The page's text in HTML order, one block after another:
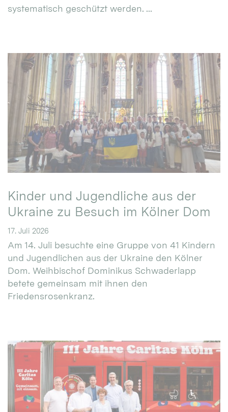
systematisch geschützt werden. ...
Kinder und Jugendliche aus der
Ukraine zu Besuch im Kölner Dom
17. Juli 2026
Am 14. Juli besuchte eine Gruppe von 41 Kindern
und Jugendlichen aus der Ukraine den Kölner
Dom. Weihbischof Dominikus Schwaderlapp
betete gemeinsam mit ihnen den
Friedensrosenkranz.